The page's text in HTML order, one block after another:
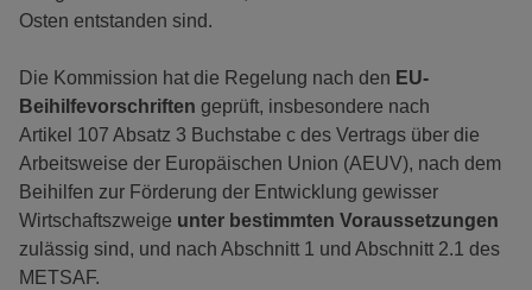
Osten entstanden sind.
Die Kommission hat die Regelung nach den EU-
Beihilfevorschriften geprüft, insbesondere nach
Artikel 107 Absatz 3 Buchstabe c des Vertrags über die
Arbeitsweise der Europäischen Union (AEUV), nach dem
Beihilfen zur Förderung der Entwicklung gewisser
Wirtschaftszweige unter bestimmten Voraussetzungen
zulässig sind, und nach Abschnitt 1 und Abschnitt 2.1 des
METSAF.